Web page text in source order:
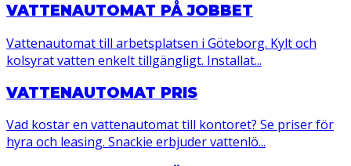
VATTENAUTOMAT PÅ JOBBET
Vattenautomat till arbetsplatsen i Göteborg. Kylt och
kolsyrat vatten enkelt tillgängligt. Installat...
VATTENAUTOMAT PRIS
Vad kostar en vattenautomat till kontoret? Se priser för
hyra och leasing. Snackie erbjuder vattenlö...